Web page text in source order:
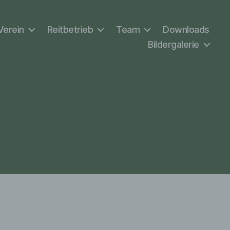
Reitbetrieb Team
Downloads
Bildergalerie